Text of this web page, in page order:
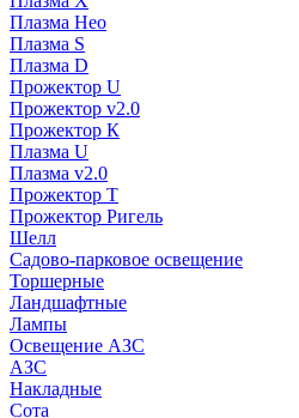
Плазма Нео
Плазма S
Плазма D
Прожектор U
Прожектор v2.0
Прожектор К
Плазма U
Плазма v2.0
Прожектор Т
Прожектор Ригель
Шелл
Садово-парковое освещение
Торшерные
Ландшафтные
Лампы
Освещение АЗС
АЗС
Накладные
Сота